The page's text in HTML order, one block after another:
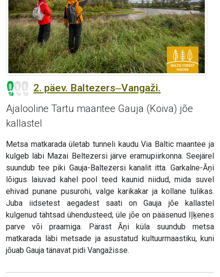
2. päev. Baltezers‒Vangaži.
Ajalooline Tartu maantee Gauja (Koiva) jõe
kallastel
Metsa matkarada ületab tunneli kaudu Via Baltic maantee ja
kulgeb läbi Mazai Beltezersi järve eramupiirkonna. Seejärel
suundub tee piki Gauja-Baltezersi kanalit itta. Garkalne-Āņi
lõigus laiuvad kahel pool teed kaunid niidud, mida suvel
ehivad punane pusurohi, valge karikakar ja kollane tulikas.
Juba iidsetest aegadest saati on Gauja jõe kallastel
kulgenud tähtsad ühendusteed; üle jõe on pääsenud Iļķenes
parve või praamiga. Pärast Āņi küla suundub metsa
matkarada läbi metsade ja asustatud kultuurmaastiku, kuni
jõuab Gauja tänavat pidi Vangažisse.